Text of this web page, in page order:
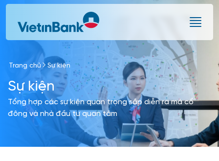
Skip to Main Content
Trang chủ Sự kiện
Sự kiện
Tổng hợp các sự kiện quan trọng sắp diễn ra mà cổ
đông và nhà đầu tư quan tâm